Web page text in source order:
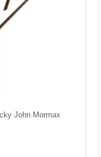
John Mormax